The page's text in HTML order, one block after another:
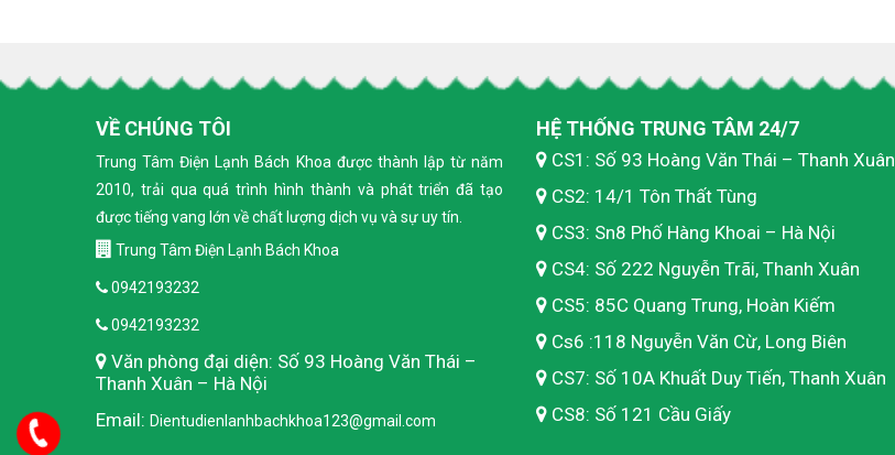
VỀ CHÚNG TÔI
Trung Tâm Điện Lạnh Bách Khoa được thành lập từ năm
2010, trải qua quá trình hình thành và phát triển đã tạo
được tiếng vang lớn về chất lượng dịch vụ và sự uy tín.
Trung Tâm Điện Lạnh Bách Khoa
0942193232
0942193232
Văn phòng đại diện: Số 93 Hoàng Văn Thái –
Thanh Xuân – Hà Nội
Email: Dientudienlanhbachkhoa123@gmail.com
HỆ THỐNG TRUNG TÂM 24/7
CS1: Số 93 Hoàng Văn Thái – Thanh Xuân
CS2: 14/1 Tôn Thất Tùng
CS3: Sn8 Phố Hàng Khoai – Hà Nội
CS4: Số 222 Nguyễn Trãi, Thanh Xuân
CS5: 85C Quang Trung, Hoàn Kiếm
Cs6 :118 Nguyễn Văn Cừ, Long Biên
CS7: Số 10A Khuất Duy Tiến, Thanh Xuân
CS8: Số 121 Cầu Giấy